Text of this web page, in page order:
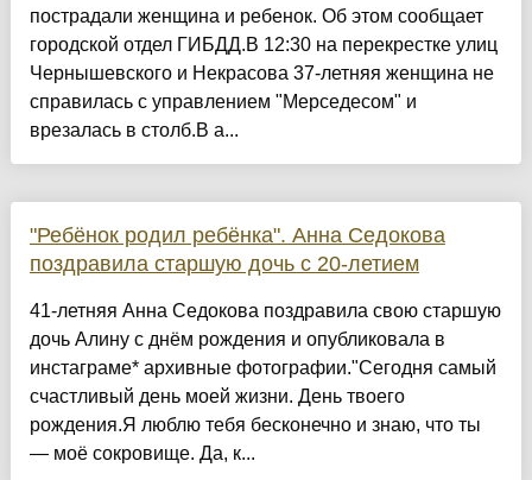
пострадали женщина и ребенок. Об этом сообщает
городской отдел ГИБДД.В 12:30 на перекрестке улиц
Чернышевского и Некрасова 37-летняя женщина не
справилась с управлением "Мерседесом" и
врезалась в столб.В а...
"Ребёнок родил ребёнка". Анна Седокова
поздравила старшую дочь с 20-летием
41-летняя Анна Седокова поздравила свою старшую
дочь Алину с днём рождения и опубликовала в
инстаграме* архивные фотографии."Сегодня самый
счастливый день моей жизни. День твоего
рождения.Я люблю тебя бесконечно и знаю, что ты
— моё сокровище. Да, к...